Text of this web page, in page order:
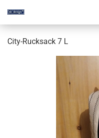
City-Rucksack 7 L